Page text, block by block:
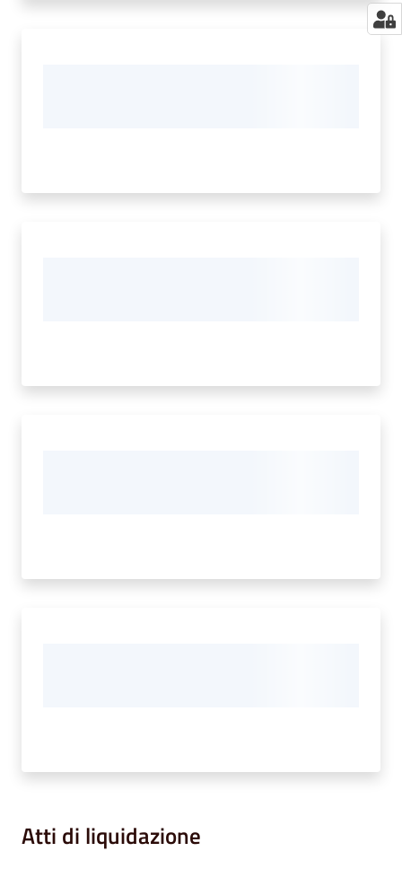
Atti di liquidazione